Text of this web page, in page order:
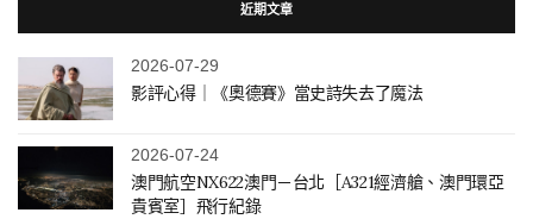
近期文章
2026-07-29
影評心得｜《奧德賽》當史詩失去了魔法
2026-07-24
澳門航空NX622澳門－台北［A321經濟艙、澳門環亞
貴賓室］飛行紀錄